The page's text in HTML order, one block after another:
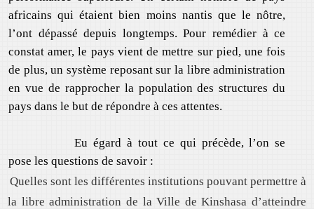
africains qui étaient bien moins nantis que le nôtre,
l’ont dépassé depuis longtemps. Pour remédier à ce
constat amer, le pays vient de mettre sur pied, une fois
de plus, un système reposant sur la libre administration
en vue de rapprocher la population des structures du
pays dans le but de répondre à ces attentes.
Eu égard à tout ce qui précède, l’on se
pose les questions de savoir :
Quelles sont les différentes institutions pouvant permettre à
la libre administration de la Ville de Kinshasa d’atteindre